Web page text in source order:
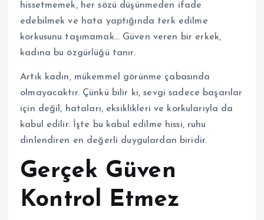
hissetmemek, her sözü düşünmeden ifade
edebilmek ve hata yaptığında terk edilme
korkusunu taşımamak… Güven veren bir erkek,
kadına bu özgürlüğü tanır.
Artık kadın, mükemmel görünme çabasında
olmayacaktır. Çünkü bilir ki, sevgi sadece başarılar
için değil, hataları, eksiklikleri ve korkularıyla da
kabul edilir. İşte bu kabul edilme hissi, ruhu
dinlendiren en değerli duygulardan biridir.
Gerçek Güven
Kontrol Etmez